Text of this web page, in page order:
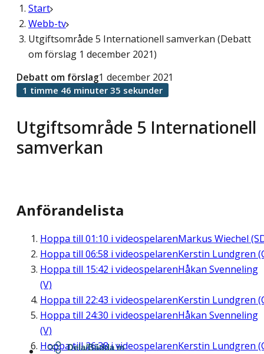
Start
Webb-tv
Utgiftsområde 5 Internationell samverkan (Debatt
om förslag 1 december 2021)
Utgiftsområde 5 Internationell
samverkan
Debatt om förslag1 december 2021
1 timme 46 minuter 35 sekunder
Anförandelista
Hoppa till 01:10 i videospelarenMarkus Wiechel
Hoppa till 06:58 i videospelarenKerstin Lundgren
Hoppa till 15:42 i videospelarenHåkan Svenneling
(V)
Hoppa till 22:43 i videospelarenKerstin Lundgren
Hoppa till 24:30 i videospelarenHåkan Svenneling
(V)
Hoppa till26:38i videospelarenKerstin Lundgren
Dela/Bädda in